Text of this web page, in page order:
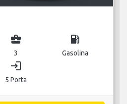
business_center
3
local_gas_station
Gasolina
login
5 Porta